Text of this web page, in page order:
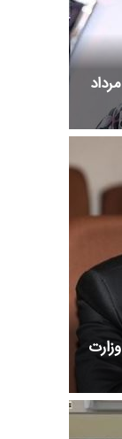
چهره های متولد و درگذشته 18 مرداد